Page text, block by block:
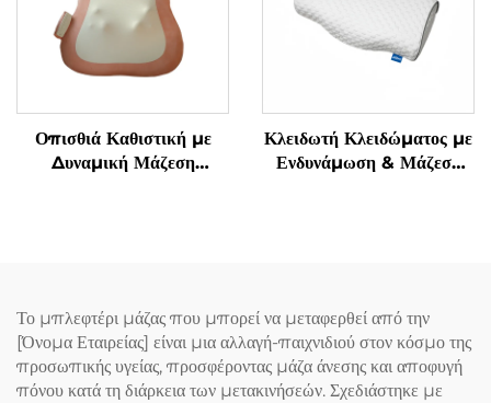
Οπισθιά Καθιστική με
Δυναμική Μάζεση
Κλειδωτή Κλειδώματος με
Ενδυνάμωση & Μάζεση
Το μπλεφτέρι μάζας που μπορεί να μεταφερθεί από την
[Όνομα Εταιρείας] είναι μια αλλαγή-παιχνιδιού στον κόσμο της
προσωπικής υγείας, προσφέροντας μάζα άνεσης και αποφυγή
πόνου κατά τη διάρκεια των μετακινήσεών. Σχεδιάστηκε με